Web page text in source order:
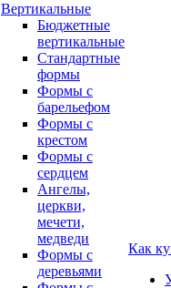
Вертикальные
Бюджетные
вертикальные
Стандартные
формы
Формы с
барельефом
Формы с
крестом
Формы с
сердцем
Ангелы,
церкви,
мечети,
медведи
Формы с
деревьями
Как